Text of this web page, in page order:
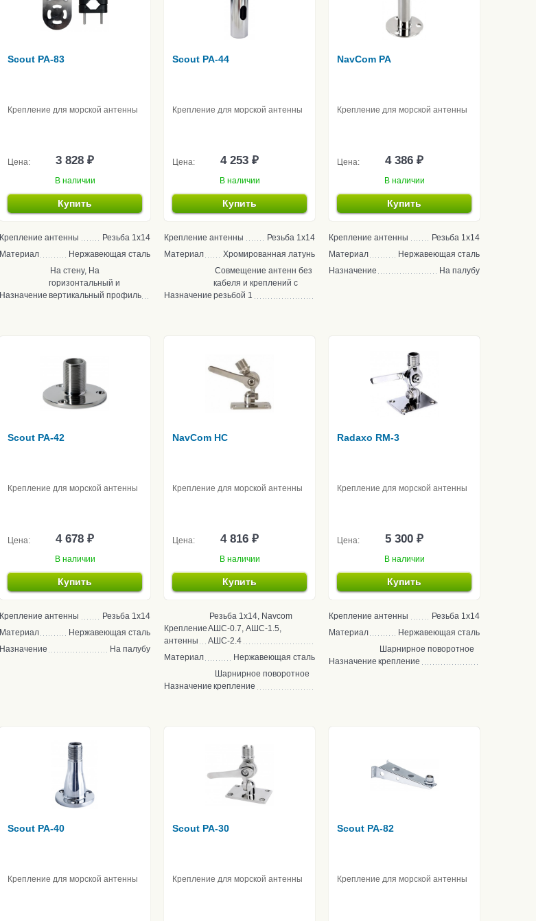
Scout PA-83
Крепление для морской антенны
Цена: 3 828 ₽
В наличии
Купить
Крепление антенны
Резьба 1x14
Материал
Нержавеющая сталь
Назначение
На стену, На
горизонтальный и
вертикальный профиль
Scout PA-44
Крепление для морской антенны
Цена: 4 253 ₽
В наличии
Купить
Крепление антенны
Резьба 1x14
Материал
Хромированная латунь
Назначение
Совмещение антенн без
кабеля и креплений с
резьбой 1
NavCom PA
Крепление для морской антенны
Цена: 4 386 ₽
В наличии
Купить
Крепление антенны
Резьба 1х14
Материал
Нержавеющая сталь
Назначение
На палубу
Scout PA-42
Крепление для морской антенны
Цена: 4 678 ₽
В наличии
Купить
Крепление антенны
Резьба 1x14
Материал
Нержавеющая сталь
Назначение
На палубу
NavCom НС
Крепление для морской антенны
Цена: 4 816 ₽
В наличии
Купить
Крепление
антенны
Резьба 1х14, Navcom
АШС-0.7, АШС-1.5,
АШС-2.4
Материал
Нержавеющая сталь
Назначение
Шарнирное поворотное
крепление
Radaxo RM-3
Крепление для морской антенны
Цена: 5 300 ₽
В наличии
Купить
Крепление антенны
Резьба 1х14
Материал
Нержавеющая сталь
Назначение
Шарнирное поворотное
крепление
Scout PA-40
Крепление для морской антенны
Scout PA-30
Крепление для морской антенны
Scout PA-82
Крепление для морской антенны